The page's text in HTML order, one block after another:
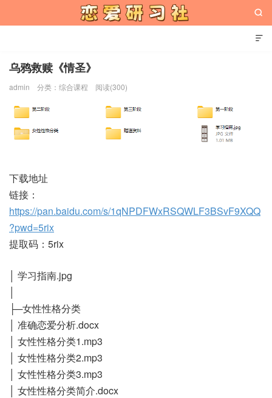


乌鸦救赎《情圣》
admin 分类： 综合课程 阅读(300)
下载地址
链接：
https://pan.baidu.com/s/1qNPDFWxRSQWLF3BSvF9XQQ
?pwd=5rix
提取码：5rix
│ 学习指南.jpg
├─女性性格分类
│ 准确恋爱分析.docx
│ 女性性格分类1.mp3
│ 女性性格分类2.mp3
│ 女性性格分类3.mp3
│ 女性性格分类简介.docx